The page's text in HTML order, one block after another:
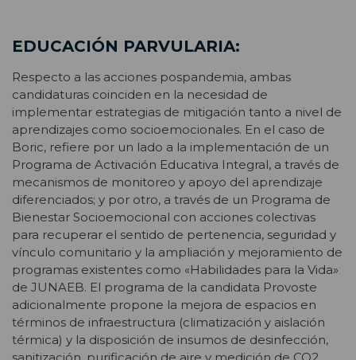
EDUCACIÓN PARVULARIA:
Respecto a las acciones pospandemia, ambas
candidaturas coinciden en la necesidad de
implementar estrategias de mitigación tanto a nivel de
aprendizajes como socioemocionales. En el caso de
Boric, refiere por un lado a la implementación de un
Programa de Activación Educativa Integral, a través de
mecanismos de monitoreo y apoyo del aprendizaje
diferenciados; y por otro, a través de un Programa de
Bienestar Socioemocional con acciones colectivas
para recuperar el sentido de pertenencia, seguridad y
vínculo comunitario y la ampliación y mejoramiento de
programas existentes como «Habilidades para la Vida»
de JUNAEB. El programa de la candidata Provoste
adicionalmente propone la mejora de espacios en
términos de infraestructura (climatización y aislación
térmica) y la disposición de insumos de desinfección,
sanitización, purificación de aire y medición de CO2.